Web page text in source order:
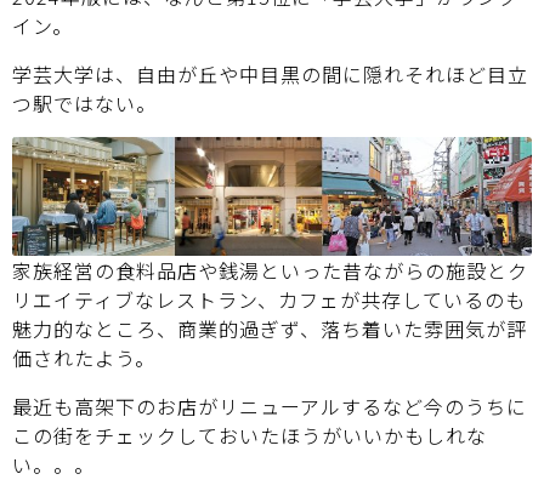
イン。
学芸大学は、自由が丘や中目黒の間に隠れそれほど目立
つ駅ではない。
家族経営の食料品店や銭湯といった昔ながらの施設とク
リエイティブなレストラン、カフェが共存しているのも
魅力的なところ、商業的過ぎず、落ち着いた雰囲気が評
価されたよう。
最近も高架下のお店がリニューアルするなど今のうちに
この街をチェックしておいたほうがいいかもしれな
い。。。